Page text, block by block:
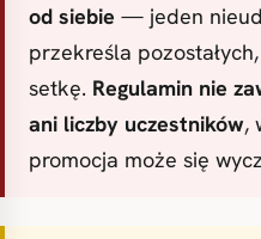
od siebie — jeden
przekreśla
setkę. Regulamin nie
ani liczby uczestników,
promocja może się